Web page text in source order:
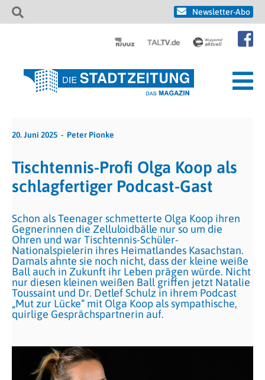
Newsletter-Abo
20. Juni 2025 Peter Pionke
Tischtennis-Profi Olga Koop als
schlagfertiger Podcast-Gast
Schon als Teenager schmetterte Olga Koop ihren
Gegnerinnen die Zelluloidbälle nur so um die
Ohren und war Tischtennis-Schüler-
Nationalspielerin ihres Heimatlandes Kasachstan.
Damals ahnte sie noch nicht, dass der kleine weiße
Ball auch in Zukunft ihr Leben prägen würde. Nicht
nur diesen kleinen weißen Ball griffen jetzt Natalie
Toussaint und Dr. Detlef Schulz in ihrem Podcast
„Mut zur Lücke“ mit Olga Koop als sympathische,
quirlige Gesprächspartnerin auf.